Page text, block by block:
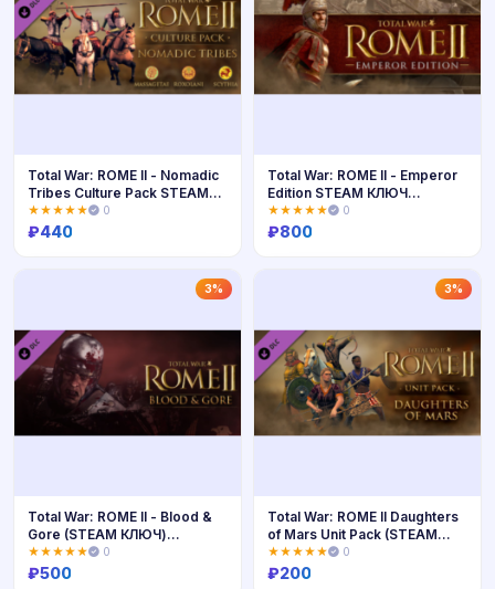
Total War: ROME II - Nomadic
Tribes Culture Pack STEAM
КЛЮЧ
★★★★★ 0
₽440
Total War: ROME II - Emperor
Edition STEAM КЛЮЧ
РФ+МИР
★★★★★ 0
₽800
3%
Total War: ROME II - Blood &
Gore (STEAM КЛЮЧ)
РФ+КЗ+МИР
★★★★★ 0
₽500
3%
Total War: ROME II Daughters
of Mars Unit Pack (STEAM
КЛЮЧ)
★★★★★ 0
₽200